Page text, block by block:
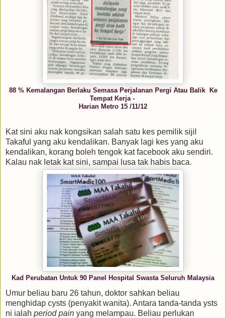
88 % Kemalangan Berlaku Semasa Perjalanan Pergi Atau Balik Ke
Tempat Kerja -
Harian Metro 15 /11/12
Kat sini aku nak kongsikan salah satu kes pemilik sijil
Takaful yang aku kendalikan. Banyak lagi kes yang aku
kendalikan, korang boleh tengok kat facebook aku sendiri.
Kalau nak letak kat sini, sampai lusa tak habis baca.
Kad Perubatan Untuk 90 Panel Hospital Swasta Seluruh Malaysia
Umur beliau baru 26 tahun, doktor sahkan beliau
menghidap cysts (penyakit wanita). Antara tanda-tanda ysts
ni ialah period pain yang melampau. Beliau perlukan